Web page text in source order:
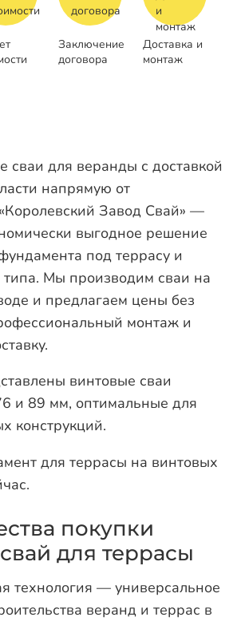
Заключение
договора
Доставка и
монтаж
сваи для веранды с доставкой
напрямую от
Завод Свай» —
выгодное решение
под террасу и
типа. Мы производим сваи на
и предлагаем цены без
монтаж и
винтовые сваи
и 89 мм, оптимальные для
конструкций.
для террасы на винтовых
покупки
для террасы
технология — универсальное
веранд и террас в